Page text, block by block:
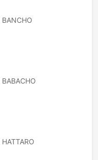
BANCHO
BABACHO
HATTARO